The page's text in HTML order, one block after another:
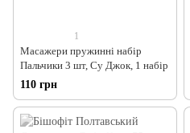
1
Масажери пружинні набір
Пальчики 3 шт, Су Джок, 1 набір
110 грн